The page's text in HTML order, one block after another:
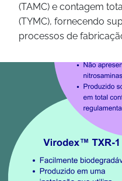
(TAMC) e contagem
(TYMC), fornecendo
processos de